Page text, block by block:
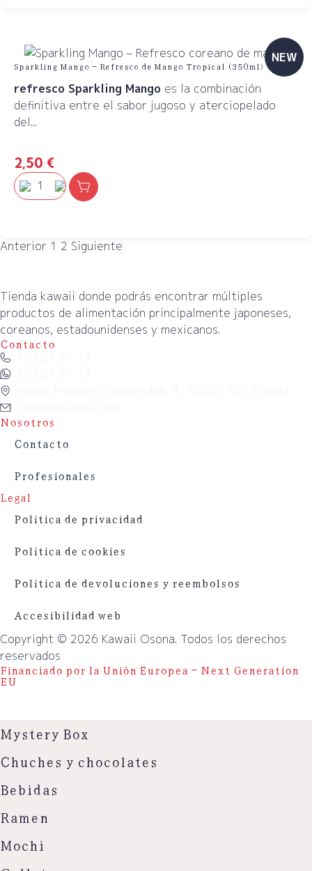
NEW
Sparkling Mango – Refresco de Mango Tropical (350ml)
refresco Sparkling Mango es la combinación
definitiva entre el sabor jugoso y aterciopelado
del...
2,50 €
Anterior 1 2 Siguiente
Tienda kawaii donde podrás encontrar múltiples
productos de alimentación principalmente japoneses,
coreanos, estadounidenses y mexicanos.
Contacto
Nosotros
Contacto
Profesionales
Legal
Política de privacidad
Política de cookies
Política de devoluciones y reembolsos
Accesibilidad web
Copyright © 2026 Kawaii Osona. Todos los derechos
reservados
Financiado por la Unión Europea – Next Generation
EU
Mystery Box
Chuches y chocolates
Bebidas
Ramen
Mochi